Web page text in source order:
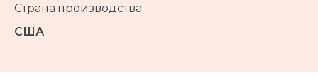
Страна производства
США